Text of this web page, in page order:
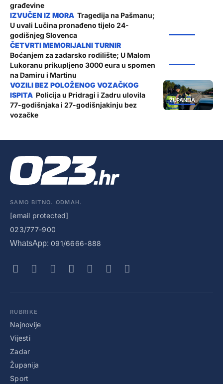
građevine
Tragedija na Pašmanu;
U uvali Lučina pronađeno tijelo 24-
godišnjeg Slovenca
Boćanjem za zadarsko rodilište; U Malom
Lukoranu prikupljeno 3000 eura u spomen
na Damiru i Martinu
ŽUPANIJA
Policija u Pridragi i Zadru ulovila
77-godišnjaka i 27-godišnjakinju bez
vozačke
SAMO BITNO. ODMAH.
[email protected]
023/777-900
WhatsApp: 091/6666-888
RUBRIKE
Najnovije
Vijesti
Zadar
Županija
Sport